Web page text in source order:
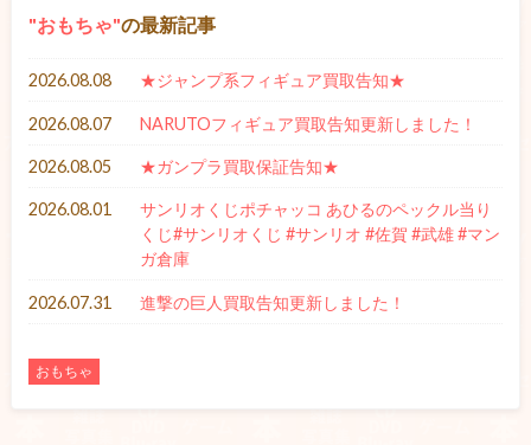
おもちゃ の最新記事
2026.08.08 ★ジャンプ系フィギュア買取告知★
2026.08.07 NARUTOフィギュア買取告知更新しました！
2026.08.05 ★ガンプラ買取保証告知★
2026.08.01
サンリオくじポチャッコ あひるのペックル当り
くじ#サンリオくじ #サンリオ #佐賀 #武雄 #マン
ガ倉庫
2026.07.31 進撃の巨人買取告知更新しました！
おもちゃ